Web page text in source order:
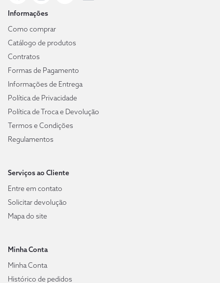
Informações
Como comprar
Catálogo de produtos
Contratos
Formas de Pagamento
Informações de Entrega
Política de Privacidade
Política de Troca e Devolução
Termos e Condições
Regulamentos
Serviços ao Cliente
Entre em contato
Solicitar devolução
Mapa do site
Minha Conta
Minha Conta
Histórico de pedidos